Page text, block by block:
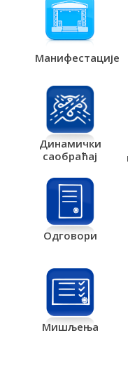
Манифестације
Динамички
саобраћај
Одговори
Мишљења